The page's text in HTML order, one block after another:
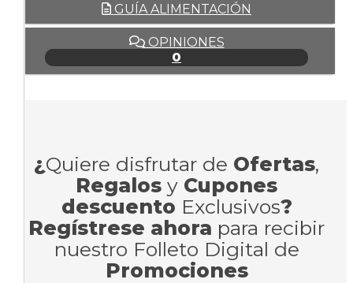
GUÍA ALIMENTACIÓN
OPINIONES
0
¿Quiere disfrutar de Ofertas,
Regalos y Cupones
descuento Exclusivos?
Regístrese ahora para recibir
nuestro Folleto Digital de
Promociones